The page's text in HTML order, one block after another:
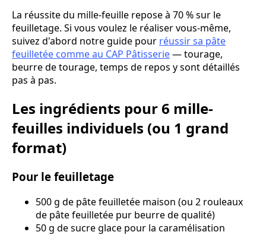
La réussite du mille-feuille repose à 70 % sur le
feuilletage. Si vous voulez le réaliser vous-même,
suivez d'abord notre guide pour réussir sa pâte
feuilletée comme au CAP Pâtisserie— tourage,
beurre de tourage, temps de repos y sont détaillés
pas à pas.
Les ingrédients pour 6 mille-
feuilles individuels (ou 1 grand
format)
Pour le feuilletage
500 g de pâte feuilletée maison (ou 2 rouleaux
de pâte feuilletée pur beurre de qualité)
50 g de sucre glace pour la caramélisation